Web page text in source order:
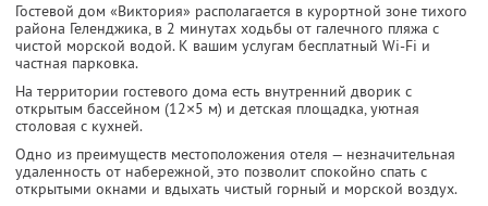
Гостевой дом «Виктория» располагается в курортной зоне тихого
района Геленджика, в 2 минутах ходьбы от галечного пляжа с
чистой морской водой. К вашим услугам бесплатный Wi-Fi и
частная парковка.
На территории гостевого дома есть внутренний дворик с
открытым бассейном (12×5 м) и детская площадка, уютная
столовая с кухней.
Одно из преимуществ местоположения отеля — незначительная
удаленность от набережной, это позволит спокойно спать с
открытыми окнами и вдыхать чистый горный и морской воздух.